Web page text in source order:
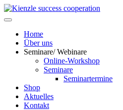
Home
Über uns
Seminare/ Webinare
Online-Workshop
Seminare
Seminartermine
Shop
Aktuelles
Kontakt